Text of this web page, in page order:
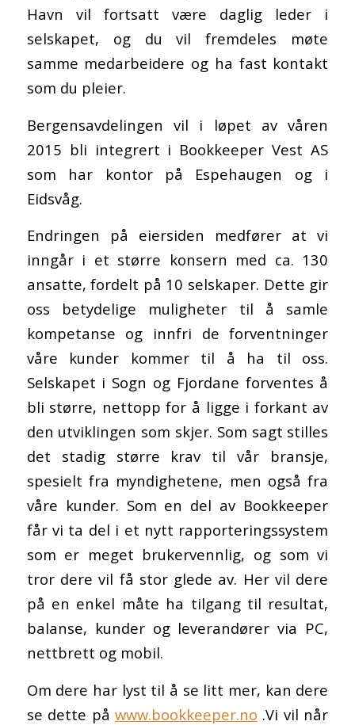
Havn vil fortsatt være daglig leder i
selskapet, og du vil fremdeles møte
samme medarbeidere og ha fast kontakt
som du pleier.
Bergensavdelingen vil i løpet av våren
2015 bli integrert i Bookkeeper Vest AS
som har kontor på Espehaugen og i
Eidsvåg.
Endringen på eiersiden medfører at vi
inngår i et større konsern med ca. 130
ansatte, fordelt på 10 selskaper. Dette gir
oss betydelige muligheter til å samle
kompetanse og innfri de forventninger
våre kunder kommer til å ha til oss.
Selskapet i Sogn og Fjordane forventes å
bli større, nettopp for å ligge i forkant av
den utviklingen som skjer. Som sagt stilles
det stadig større krav til vår bransje,
spesielt fra myndighetene, men også fra
våre kunder. Som en del av Bookkeeper
får vi ta del i et nytt rapporteringssystem
som er meget brukervennlig, og som vi
tror dere vil få stor glede av. Her vil dere
på en enkel måte ha tilgang til resultat,
balanse, kunder og leverandører via PC,
nettbrett og mobil.
Om dere har lyst til å se litt mer, kan dere
se dette på www.bookkeeper.no .Vi vil når